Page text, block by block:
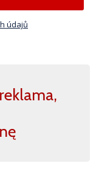
údajů